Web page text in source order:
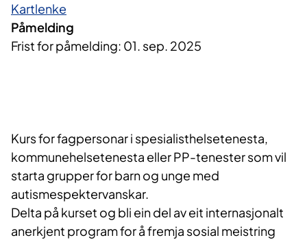
Kartlenke
Påmelding
Frist for påmelding: 01. sep. 2025
Kurs for fagpersonar i spesialisthelsetenesta,
kommunehelsetenesta eller PP-tenester som vil
starta grupper for barn og unge med
autismespektervanskar.
Delta på kurset og bli ein del av eit internasjonalt
anerkjent program for å fremja sosial meistring